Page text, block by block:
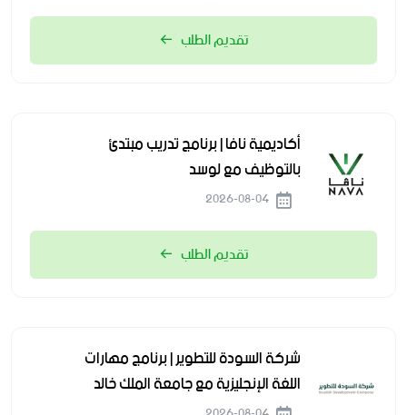
تقديم الطلب
أكاديمية نافا | برنامج تدريب مبتدئ
بالتوظيف مع لوسد
تقديم الطلب
شركة السودة للتطوير | برنامج مهارات
اللغة الإنجليزية مع جامعة الملك خالد